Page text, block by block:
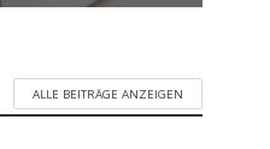
ALLE BEITRÄGE ANZEIGEN